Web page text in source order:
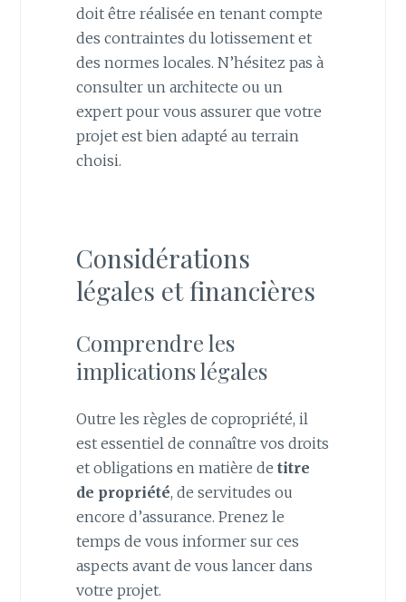
doit être réalisée en tenant compte
des contraintes du lotissement et
des normes locales. N’hésitez pas à
consulter un architecte ou un
expert pour vous assurer que votre
projet est bien adapté au terrain
choisi.
Considérations
légales et financières
Comprendre les
implications légales
Outre les règles de copropriété, il
est essentiel de connaître vos droits
et obligations en matière de titre
de propriété, de servitudes ou
encore d’assurance. Prenez le
temps de vous informer sur ces
aspects avant de vous lancer dans
votre projet.